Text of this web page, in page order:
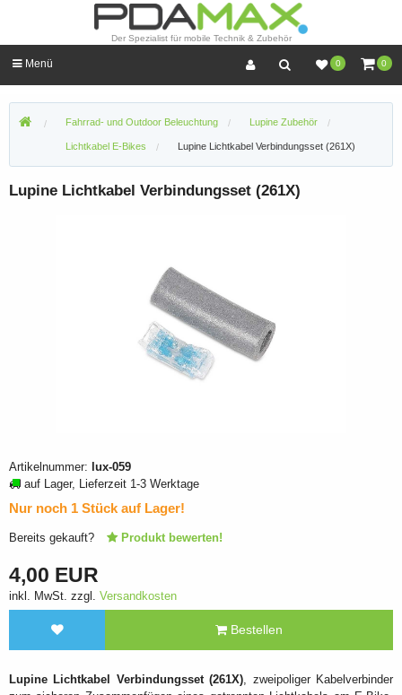
Der Spezialist für mobile Technik & Zubehör
0 0
Menü
Fahrrad- und Outdoor Beleuchtung Lupine Zubehör
Lichtkabel E-Bikes Lupine Lichtkabel Verbindungsset (261X)
Lupine Lichtkabel Verbindungsset (261X)
Artikelnummer: lux-059
auf Lager, Lieferzeit 1-3 Werktage
Nur noch 1 Stück auf Lager!
Bereits gekauft? Produkt bewerten!
4,00 EUR
inkl. MwSt. zzgl. Versandkosten
Bestellen
Lupine Lichtkabel Verbindungsset (261X), zweipoliger Kabelverbinder